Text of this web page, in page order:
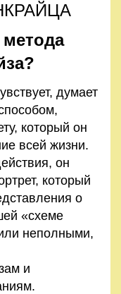
думает
который он
всей жизни.
он
который
о
«схеме
неполными,
и